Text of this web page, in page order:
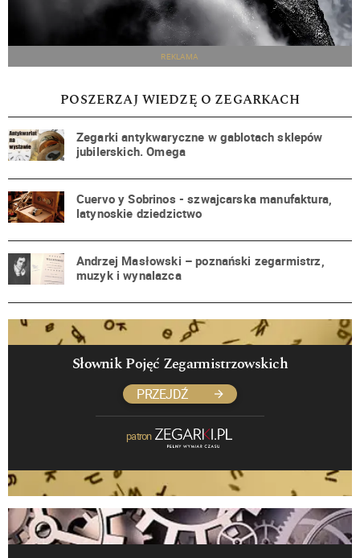
REKLAMA
POSZERZAJ WIEDZĘ O ZEGARKACH
Zegarki antykwaryczne w gablotach sklepów
jubilerskich. Omega
Cuervo y Sobrinos - szwajcarska manufaktura,
latynoskie dziedzictwo
Andrzej Masłowski – poznański zegarmistrz,
muzyk i wynalazca
Słownik Pojęć Zegarmistrzowskich
PRZEJDŹ
patron